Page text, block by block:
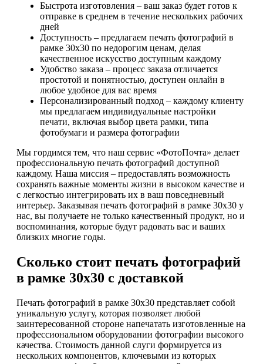
Быстрота изготовления – ваш заказ будет готов к
отправке в среднем в течение нескольких рабочих
дней
Доступность – предлагаем печать фотографий в
рамке 30х30 по недорогим ценам, делая
качественное искусство доступным каждому
Удобство заказа – процесс заказа отличается
простотой и понятностью, доступен онлайн в
любое удобное для вас время
Персонализированный подход – каждому клиенту
мы предлагаем индивидуальные настройки
печати, включая выбор цвета рамки, типа
фотобумаги и размера фотографии
Мы гордимся тем, что наш сервис «ФотоПочта» делает
профессиональную печать фотографий доступной
каждому. Наша миссия – предоставлять возможность
сохранять важные моменты жизни в высоком качестве и
с легкостью интегрировать их в ваш повседневный
интерьер. Заказывая печать фотографий в рамке 30х30 у
нас, вы получаете не только качественный продукт, но и
воспоминания, которые будут радовать вас и ваших
близких многие годы.
Сколько стоит печать фотографий
в рамке 30х30 с доставкой
Печать фотографий в рамке 30х30 представляет собой
уникальную услугу, которая позволяет любой
заинтересованной стороне напечатать изготовленные на
профессиональном оборудовании фотографии высокого
качества. Стоимость данной слуги формируется из
нескольких компонентов, ключевыми из которых